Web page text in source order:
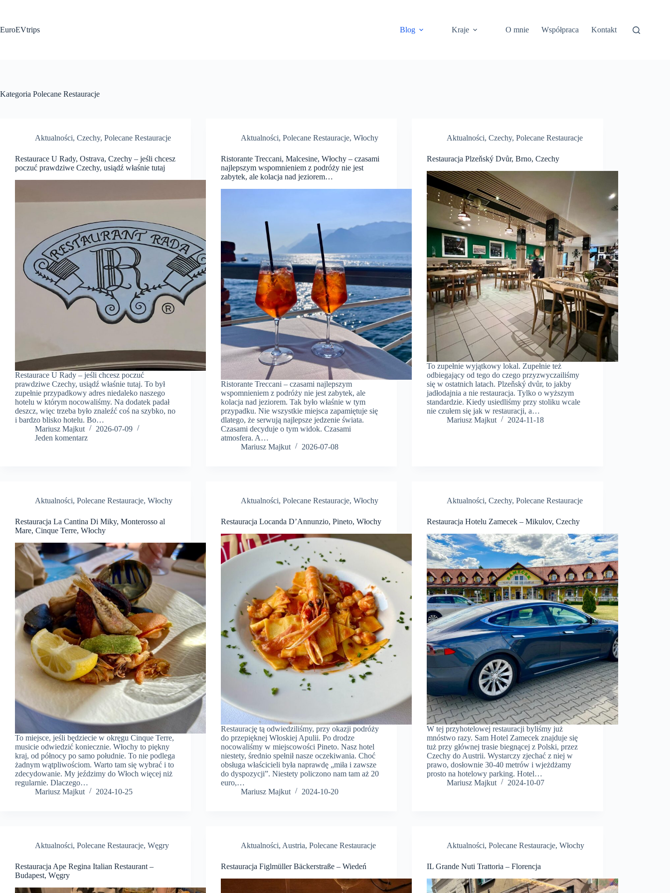
EuroEVtrips
Blog Kraje O mnie Współpraca Kontakt
Kategoria Polecane Restauracje
Aktualności, Czechy, Polecane Restauracje
Restaurace U Rady, Ostrava, Czechy – jeśli chcesz
poczuć prawdziwe Czechy, usiądź właśnie tutaj
Restaurace U Rady – jeśli chcesz poczuć
prawdziwe Czechy, usiądź właśnie tutaj. To był
zupełnie przypadkowy adres niedaleko naszego
hotelu w którym nocowaliśmy. Na dodatek padał
deszcz, więc trzeba było znaleźć coś na szybko, no
i bardzo blisko hotelu. Bo…
Mariusz Majkut
2026-07-09
Jeden komentarz
Aktualności,Polecane Restauracje,Włochy
Ristorante Treccani, Malcesine, Włochy – czasami
najlepszym wspomnieniem z podróży nie jest
zabytek, ale kolacja nad jeziorem…
Ristorante Treccani – czasami najlepszym
wspomnieniem z podróży nie jest zabytek, ale
kolacja nad jeziorem. Tak było właśnie w tym
przypadku. Nie wszystkie miejsca zapamiętuje się
dlatego, że serwują najlepsze jedzenie świata.
Czasami decyduje o tym widok. Czasami
atmosfera. A…
Mariusz Majkut
2026-07-08
Aktualności,Czechy,Polecane Restauracje
Restauracja Plzeňský Dvůr, Brno, Czechy
To zupełnie wyjątkowy lokal. Zupełnie też
odbiegający od tego do czego przyzwyczailiśmy
się w ostatnich latach. Plzeňský dvůr, to jakby
jadłodajnia a nie restauracja. Tylko o wyższym
standardzie. Kiedy usiedliśmy przy stoliku wcale
nie czułem się jak w restauracji, a…
Mariusz Majkut
2024-11-18
Aktualności, Polecane Restauracje, Włochy
Restauracja La Cantina Di Miky, Monterosso al
Mare, Cinque Terre, Włochy
To miejsce, jeśli będziecie w okręgu Cinque Terre,
musicie odwiedzić koniecznie. Włochy to piękny
kraj, od północy po samo południe. To nie podlega
żadnym wątpliwościom. Warto tam się wybrać i to
zdecydowanie. My jeździmy do Włoch więcej niż
regularnie. Dlaczego…
Mariusz Majkut
2024-10-25
Aktualności,Polecane Restauracje,Włochy
Restauracja Locanda D’Annunzio, Pineto, Włochy
Restaurację tą odwiedziliśmy, przy okazji podróży
do przepięknej Włoskiej Apulii. Po drodze
nocowaliśmy w miejscowości Pineto. Nasz hotel
niestety, średnio spełnił nasze oczekiwania. Choć
obsługa właścicieli była naprawdę „miła i zawsze
do dyspozycji”. Niestety policzono nam tam aż 20
euro,…
Mariusz Majkut
2024-10-20
Aktualności,Czechy,Polecane Restauracje
Restauracja Hotelu Zamecek – Mikulov, Czechy
W tej przyhotelowej restauracji byliśmy już
mnóstwo razy. Sam Hotel Zamecek znajduje się
tuż przy głównej trasie biegnącej z Polski, przez
Czechy do Austrii. Wystarczy zjechać z niej w
prawo, dosłownie 30-40 metrów i wjeżdżamy
prosto na hotelowy parking. Hotel…
Mariusz Majkut
2024-10-07
Aktualności, Polecane Restauracje, Węgry
Restauracja Ape Regina Italian Restaurant –
Budapest, Węgry
Aktualności, Austria,Polecane Restauracje
Restauracja Figlmüller Bäckerstraße – Wiedeń
Aktualności,Polecane Restauracje,Włochy
IL Grande Nuti Trattoria – Florencja